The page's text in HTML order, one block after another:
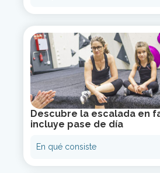
Descubre la escalada en
incluye pase de día
En qué consiste